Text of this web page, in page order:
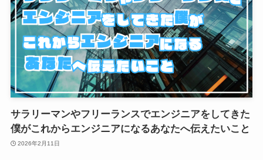
サラリーマンやフリーランスでエンジニアをしてきた
僕がこれからエンジニアになるあなたへ伝えたいこと
2026年2月11日